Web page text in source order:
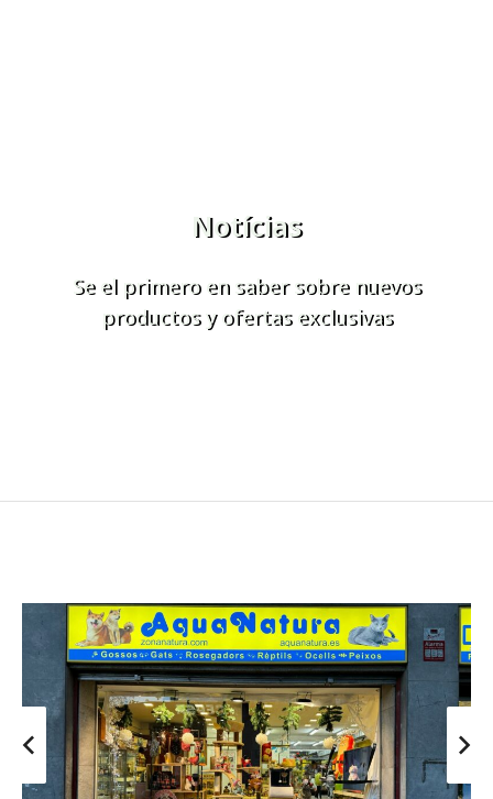
Notícias
Se el primero en saber sobre nuevos
productos y ofertas exclusivas